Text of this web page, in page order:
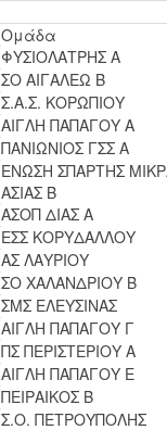
Ομάδα
ΦΥΣΙΟΛΑΤΡΗΣ Α
ΣΟ ΑΙΓΑΛΕΩ Β
Σ.Α.Σ. ΚΟΡΩΠΙΟΥ
ΑΙΓΛΗ ΠΑΠΑΓΟΥ Α
ΠΑΝΙΩΝΙΟΣ ΓΣΣ Α
ΕΝΩΣΗ ΣΠΑΡΤΗΣ
ΑΣΙΑΣ Β
ΑΣΟΠ ΔΙΑΣ Α
ΕΣΣ ΚΟΡΥΔΑΛΛΟΥ
ΑΣ ΛΑΥΡΙΟΥ
ΣΟ ΧΑΛΑΝΔΡΙΟΥ Β
ΣΜΣ ΕΛΕΥΣΙΝΑΣ
ΑΙΓΛΗ ΠΑΠΑΓΟΥ Γ
ΠΣ ΠΕΡΙΣΤΕΡΙΟΥ Α
ΑΙΓΛΗ ΠΑΠΑΓΟΥ Ε
ΠΕΙΡΑΙΚΟΣ Β
Σ.Ο. ΠΕΤΡΟΥΠΟΛΗΣ